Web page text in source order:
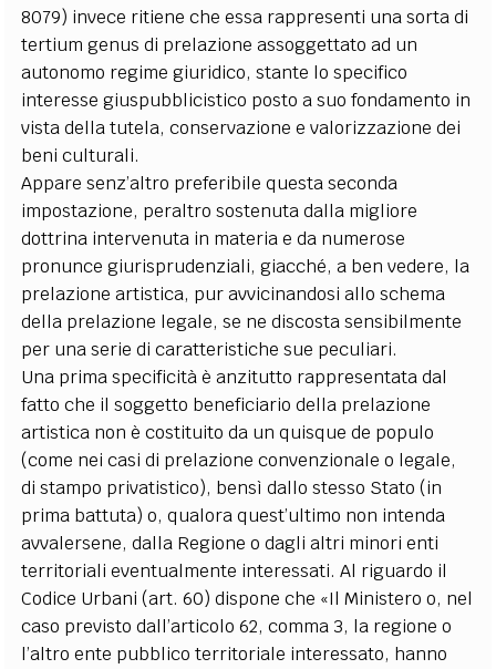
8079) invece ritiene che essa rappresenti una sorta di
tertium genus di prelazione assoggettato ad un
autonomo regime giuridico, stante lo specifico
interesse giuspubblicistico posto a suo fondamento in
vista della tutela, conservazione e valorizzazione dei
beni culturali.
Appare senz’altro preferibile questa seconda
impostazione, peraltro sostenuta dalla migliore
dottrina intervenuta in materia e da numerose
pronunce giurisprudenziali, giacché, a ben vedere, la
prelazione artistica, pur avvicinandosi allo schema
della prelazione legale, se ne discosta sensibilmente
per una serie di caratteristiche sue peculiari.
Una prima specificità è anzitutto rappresentata dal
fatto che il soggetto beneficiario della prelazione
artistica non è costituito da un quisque de populo
(come nei casi di prelazione convenzionale o legale,
di stampo privatistico), bensì dallo stesso Stato (in
prima battuta) o, qualora quest’ultimo non intenda
avvalersene, dalla Regione o dagli altri minori enti
territoriali eventualmente interessati. Al riguardo il
Codice Urbani (art. 60) dispone che «Il Ministero o, nel
caso previsto dall’articolo 62, comma 3, la regione o
l’altro ente pubblico territoriale interessato, hanno